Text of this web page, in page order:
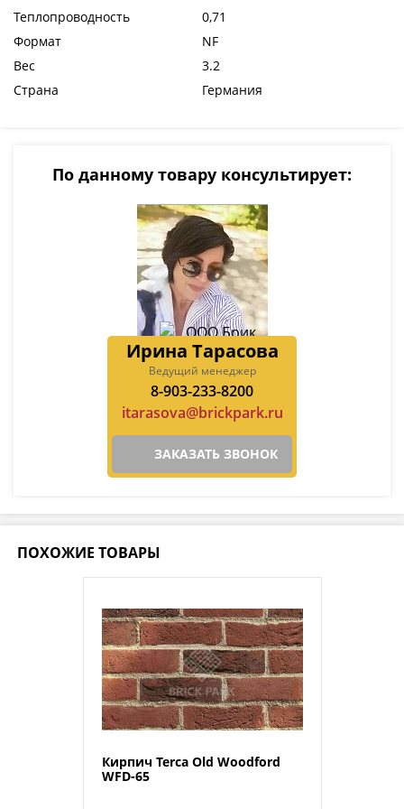
Теплопроводность
0,71
Формат
NF
Вес
3.2
Страна
Германия
По данному товару консультирует:
Ирина Тарасова
Ведущий менеджер
8-903-233-8200
itarasova@brickpark.ru
ЗАКАЗАТЬ ЗВОНОК
ПОХОЖИЕ ТОВАРЫ
Кирпич Terca Old Woodford
WFD-65